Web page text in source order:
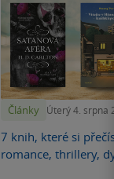
Články Úterý 4. srpna
7 knih, které si
romance, thrillery,